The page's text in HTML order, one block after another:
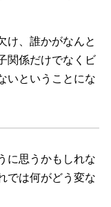
け、誰かがなんと
関係だけでなくビ
いということにな
に思うかもしれな
では何がどう変な